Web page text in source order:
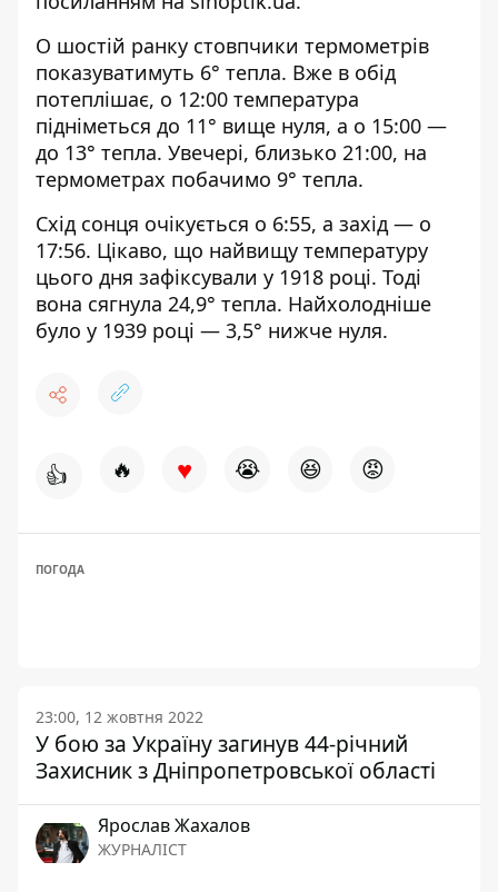
О шостій ранку стовпчики термометрів
показуватимуть 6° тепла. Вже в обід
потеплішає, о 12:00 температура
підніметься до 11° вище нуля, а о 15:00 —
до 13° тепла. Увечері, близько 21:00, на
термометрах побачимо 9° тепла.
Схід сонця очікується о 6:55, а захід — о
17:56. Цікаво, що найвищу температуру
цього дня зафіксували у 1918 році. Тоді
вона сягнула 24,9° тепла. Найхолодніше
було у 1939 році — 3,5° нижче нуля.
👍 🔥 ♥ 😭 😆 😡
ПОГОДА
23:00, 12 жовтня 2022
У бою за Україну загинув 44-річний
Захисник з Дніпропетровської області
Ярослав Жахалов
ЖУРНАЛІСТ